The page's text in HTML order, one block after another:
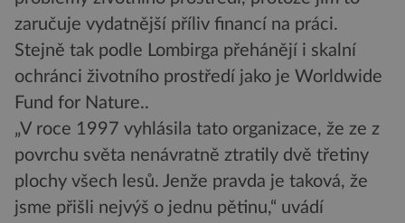
zaručuje vydatnější příliv financí na práci.
Stejně tak podle Lombirga přehánějí i skalní
ochránci životního prostředí jako je Worldwide
Fund for Nature..
„V roce 1997 vyhlásila tato organizace, že ze z
povrchu světa nenávratně ztratily dvě třetiny
plochy všech lesů. Jenže pravda je taková, že
jsme přišli nejvýš o jednu pětinu,“ uvádí